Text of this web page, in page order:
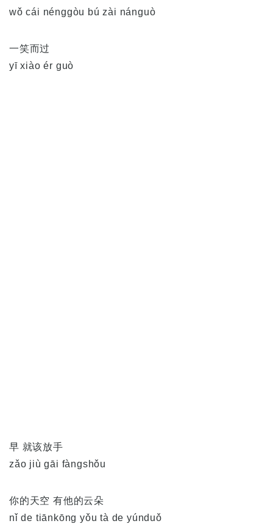
wǒ cái nénggòu bú zài nánguò
一笑而过
yī xiào ér guò
早 就该放手
zǎo jiù gāi fàngshǒu
你的天空 有他的云朵
nǐ de tiānkōng yǒu tà de yúnduǒ